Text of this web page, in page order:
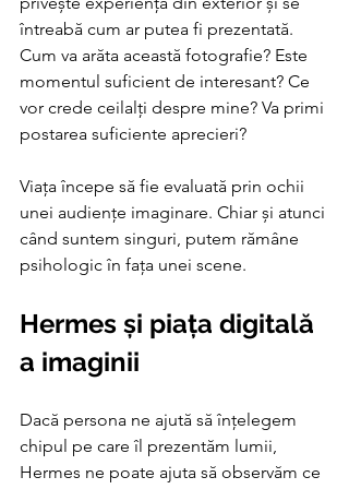
întreabă cum ar putea fi prezentată.
Cum va arăta această fotografie? Este
momentul suficient de interesant? Ce
vor crede ceilalți despre mine? Va primi
postarea suficiente aprecieri?
Viața începe să fie evaluată prin ochii
unei audiențe imaginare. Chiar și atunci
când suntem singuri, putem rămâne
psihologic în fața unei scene.
Hermes și piața digitală
a imaginii
Dacă persona ne ajută să înțelegem
chipul pe care îl prezentăm lumii,
Hermes ne poate ajuta să observăm ce